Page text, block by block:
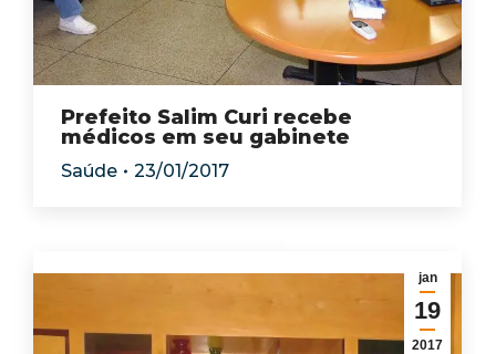
Prefeito Salim Curi recebe
médicos em seu gabinete
Saúde 23/01/2017
jan
19
2017